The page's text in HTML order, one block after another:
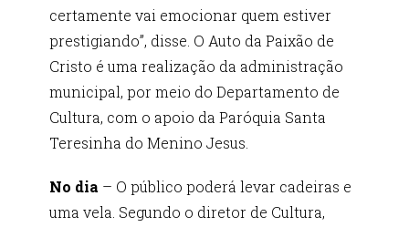
certamente vai emocionar quem estiver
prestigiando”, disse. O Auto da Paixão de
Cristo é uma realização da administração
municipal, por meio do Departamento de
Cultura, com o apoio da Paróquia Santa
Teresinha do Menino Jesus.
No dia – O público poderá levar cadeiras e
uma vela. Segundo o diretor de Cultura,